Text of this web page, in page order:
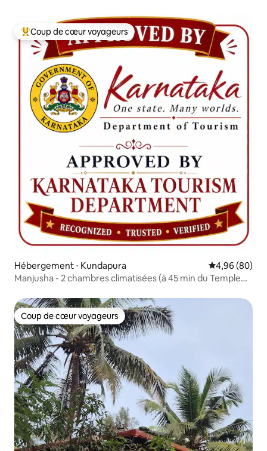
Coups de cœur voyageurs les plus appréciés
Coup de cœur voyageurs
Hébergement ⋅ Kundapura Évaluation
4,96 (80)
Manjusha - 2 chambres climatisées (à 45 min du Temple
Coup de cœur voyageurs
Coup de cœur voyageurs